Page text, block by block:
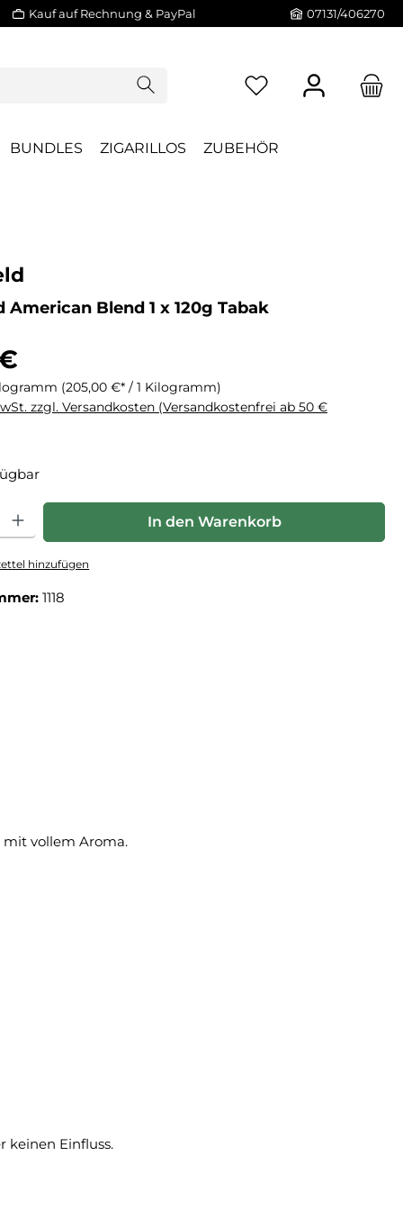
Kauf auf Rechnung & PayPal 07131/406270
BUNDLES ZIGARILLOS ZUBEHÖR
Blend 1 x 120g Tabak
(205,00 €* / 1 Kilogramm)
zzgl. Versandkosten (Versandkostenfrei ab 50 €
Gib den gewünschten Wert ein oder benutze die Schaltflächen um die
In den Warenkorb
hinzufügen
1118
mit vollem Aroma.
keinen Einfluss.